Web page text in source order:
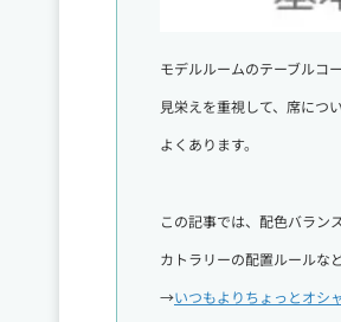
モデルルームのテーブルコ
見栄えを重視して、席につ
よくあります。
この記事では、配色バラン
カトラリーの配置ルールな
→いつもよりちょっとオシ